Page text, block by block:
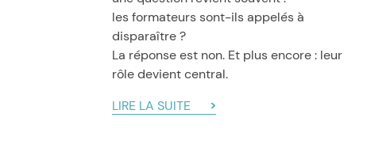
les formateurs sont-ils appelés à
disparaître ?
La réponse est non. Et plus encore : leur
rôle devient central.
LIRE LA SUITE